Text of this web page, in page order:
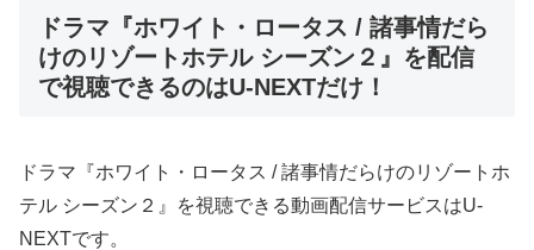
ドラマ『ホワイト・ロータス / 諸事情だら
けのリゾートホテル シーズン２』を配信
で視聴できるのはU-NEXTだけ！
ドラマ『ホワイト・ロータス / 諸事情だらけのリゾートホ
テル シーズン２』を視聴できる動画配信サービスはU-
NEXTです。